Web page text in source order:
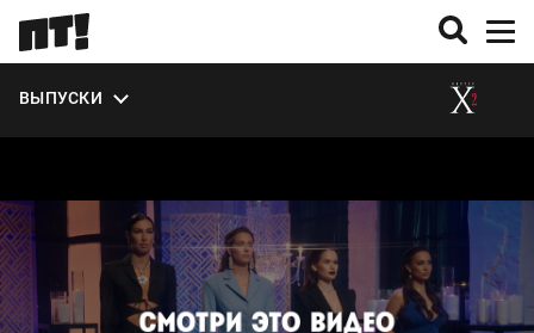
ВЫПУСКИ
О СЕЗОНЕ